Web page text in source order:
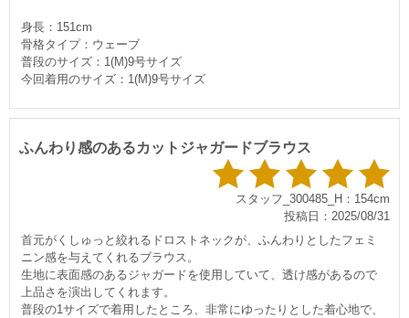
身長：151cm
骨格タイプ：ウェーブ
普段のサイズ：1(M)9号サイズ
今回着用のサイズ：1(M)9号サイズ
ふんわり感のあるカットジャガードブラウス
スタッフ_300485_H：154cm
投稿日：2025/08/31
首元がくしゅっと絞れるドロストネックが、ふんわりとしたフェミ
ニン感を与えてくれるブラウス。
生地に表面感のあるジャガードを使用していて、透け感があるので
上品さを演出してくれます。
普段の1サイズで着用したところ、非常にゆったりとした着心地で、